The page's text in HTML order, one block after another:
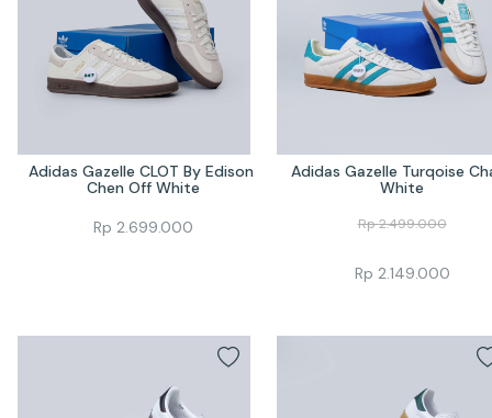
Adidas Gazelle CLOT By Edison
Chen Off White
Rp 2.699.000
Adidas Gazelle Turqoise
White
Rp2.499.000
Rp 2.149.000